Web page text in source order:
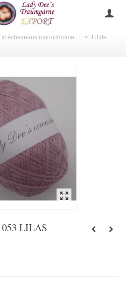
fil écheveaux monochrome ... >
Fil de
LILAS